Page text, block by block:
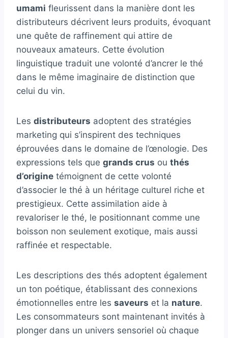
umami fleurissent dans la manière dont les
distributeurs décrivent leurs produits, évoquant
une quête de raffinement qui attire de
nouveaux amateurs. Cette évolution
linguistique traduit une volonté d’ancrer le thé
dans le même imaginaire de distinction que
celui du vin.
Les distributeurs adoptent des stratégies
marketing qui s’inspirent des techniques
éprouvées dans le domaine de l’œnologie. Des
expressions tels que grands crus ou thés
d’origine témoignent de cette volonté
d’associer le thé à un héritage culturel riche et
prestigieux. Cette assimilation aide à
revaloriser le thé, le positionnant comme une
boisson non seulement exotique, mais aussi
raffinée et respectable.
Les descriptions des thés adoptent également
un ton poétique, établissant des connexions
émotionnelles entre les saveurs et la nature.
Les consommateurs sont maintenant invités à
plonger dans un univers sensoriel où chaque